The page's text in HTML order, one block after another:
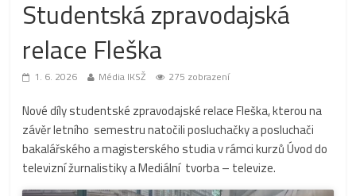
Studentská zpravodajská
relace Fleška
1. 6. 2026 Média IKSŽ 275 zobrazení
Nové díly studentské zpravodajské relace Fleška, kterou na
závěr letního semestru natočili posluchačky a posluchači
bakalářského a magisterského studia v rámci kurzů Úvod do
televizní žurnalistiky a Mediální tvorba – televize.